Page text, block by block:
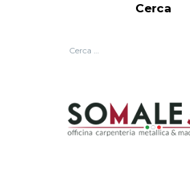
Cerca